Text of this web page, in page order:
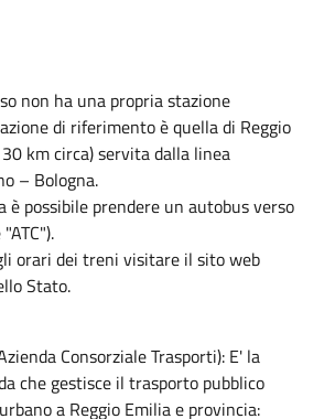
non ha una propria stazione
di riferimento è quella di Reggio
km circa) servita dalla linea
– Bologna.
è possibile prendere un autobus verso
orari dei treni visitare il sito web
Stato.
Consorziale Trasporti): E' la
che gestisce il trasporto pubblico
a Reggio Emilia e provincia: